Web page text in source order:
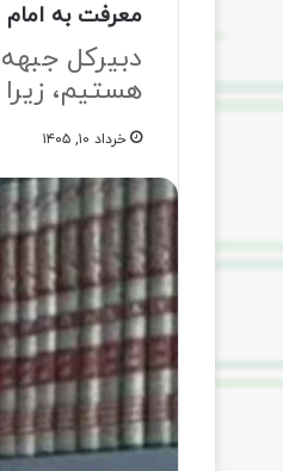
معرفت به
دبیرکل
هستیم،
خرداد ۱۰, ۱۴۰۵